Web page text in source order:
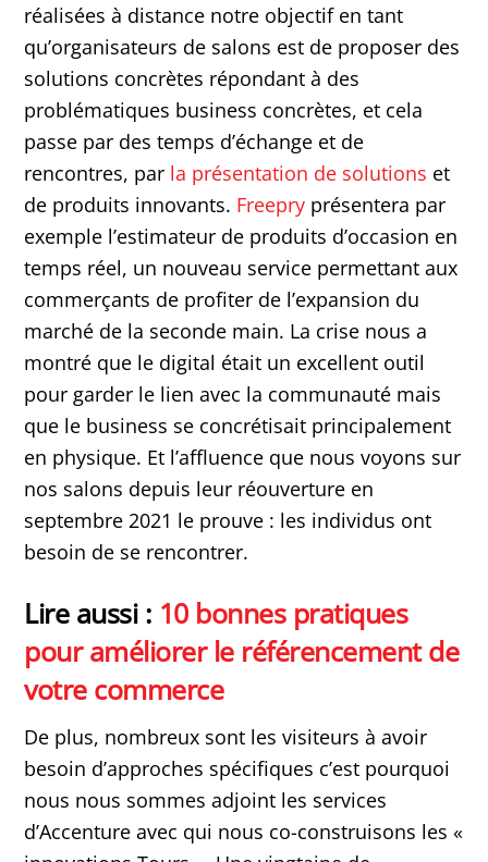
réalisées à distance notre objectif en tant
qu’organisateurs de salons est de proposer des
solutions concrètes répondant à des
problématiques business concrètes, et cela
passe par des temps d’échange et de
rencontres, par la présentation de solutions et
de produits innovants. Freepry présentera par
exemple l’estimateur de produits d’occasion en
temps réel, un nouveau service permettant aux
commerçants de profiter de l’expansion du
marché de la seconde main. La crise nous a
montré que le digital était un excellent outil
pour garder le lien avec la communauté mais
que le business se concrétisait principalement
en physique. Et l’affluence que nous voyons sur
nos salons depuis leur réouverture en
septembre 2021 le prouve : les individus ont
besoin de se rencontrer.
Lire aussi : 10 bonnes pratiques
pour améliorer le référencement de
votre commerce
De plus, nombreux sont les visiteurs à avoir
besoin d’approches spécifiques c’est pourquoi
nous nous sommes adjoint les services
d’Accenture avec qui nous co-construisons les «